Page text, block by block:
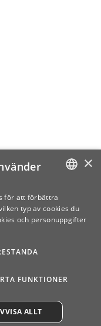
SWEDISH
×
för att förbättra
typ av cookies du
och personuppgifter
FUNKTIONER
ALLT